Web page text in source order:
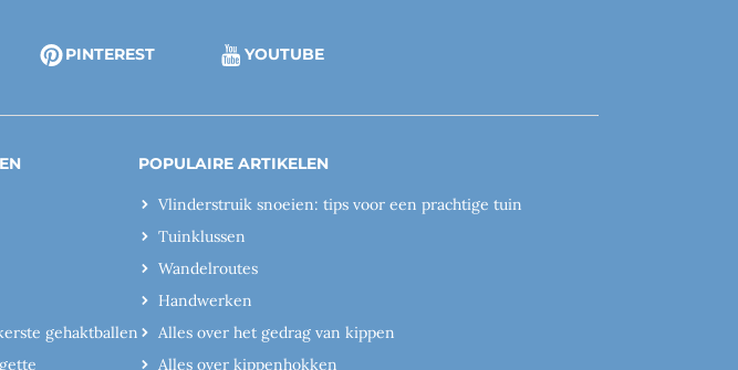
PINTEREST YOUTUBE
gehaktballen
POPULAIRE ARTIKELEN
Vlinderstruik snoeien: tips voor een prachtige tuin
Tuinklussen
Wandelroutes
Handwerken
Alles over het gedrag van kippen
Alles over kippenhokken